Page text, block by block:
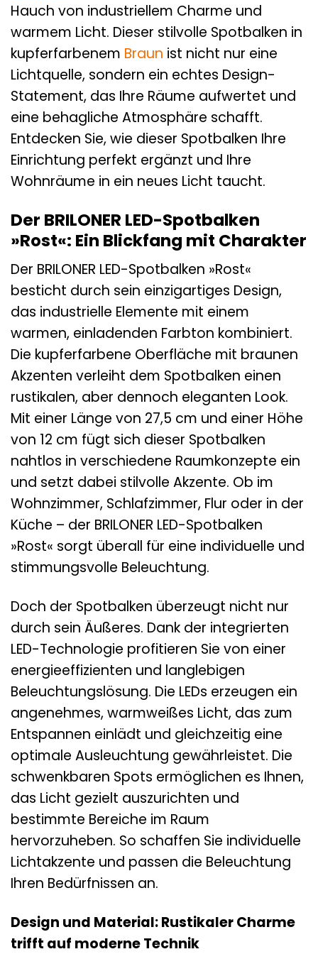
Hauch von industriellem Charme und
warmem Licht. Dieser stilvolle Spotbalken in
kupferfarbenem Braun ist nicht nur eine
Lichtquelle, sondern ein echtes Design-
Statement, das Ihre Räume aufwertet und
eine behagliche Atmosphäre schafft.
Entdecken Sie, wie dieser Spotbalken Ihre
Einrichtung perfekt ergänzt und Ihre
Wohnräume in ein neues Licht taucht.
Der BRILONER LED-Spotbalken
»Rost«: Ein Blickfang mit Charakter
Der BRILONER LED-Spotbalken »Rost«
besticht durch sein einzigartiges Design,
das industrielle Elemente mit einem
warmen, einladenden Farbton kombiniert.
Die kupferfarbene Oberfläche mit braunen
Akzenten verleiht dem Spotbalken einen
rustikalen, aber dennoch eleganten Look.
Mit einer Länge von 27,5 cm und einer Höhe
von 12 cm fügt sich dieser Spotbalken
nahtlos in verschiedene Raumkonzepte ein
und setzt dabei stilvolle Akzente. Ob im
Wohnzimmer, Schlafzimmer, Flur oder in der
Küche – der BRILONER LED-Spotbalken
»Rost« sorgt überall für eine individuelle und
stimmungsvolle Beleuchtung.
Doch der Spotbalken überzeugt nicht nur
durch sein Äußeres. Dank der integrierten
LED-Technologie profitieren Sie von einer
energieeffizienten und langlebigen
Beleuchtungslösung. Die LEDs erzeugen ein
angenehmes, warmweißes Licht, das zum
Entspannen einlädt und gleichzeitig eine
optimale Ausleuchtung gewährleistet. Die
schwenkbaren Spots ermöglichen es Ihnen,
das Licht gezielt auszurichten und
bestimmte Bereiche im Raum
hervorzuheben. So schaffen Sie individuelle
Lichtakzente und passen die Beleuchtung
Ihren Bedürfnissen an.
Design und Material: Rustikaler Charme
trifft auf moderne Technik